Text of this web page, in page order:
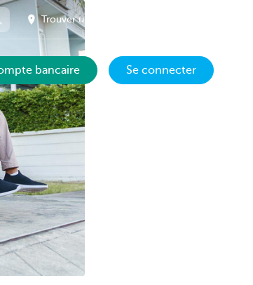
Trouver une agence près de chez vous
bancaire Se connecter